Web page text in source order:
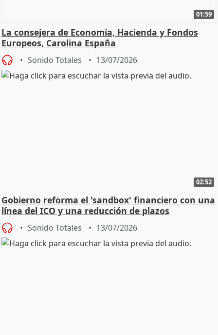
01:59
La consejera de Economía, Hacienda y Fondos
Europeos, Carolina España
Sonido Totales 13/07/2026
02:52
Gobierno reforma el 'sandbox' financiero con una
línea del ICO y una reducción de plazos
Sonido Totales 13/07/2026